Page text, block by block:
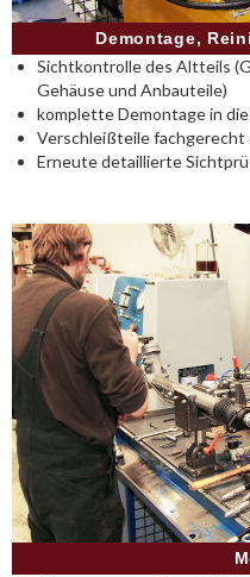
Demontage,
Sichtkontrolle des Altteils
Gehäuse und Anbauteile)
komplette Demontage in
Verschleißteile
Erneute detaillierte